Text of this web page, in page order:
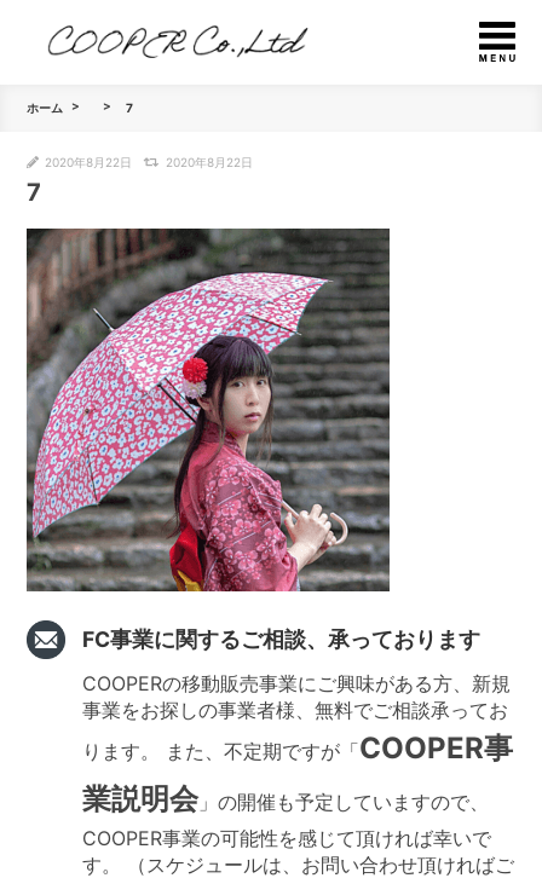
ホーム 7
2020年8月22日 2020年8月22日
7
FC事業に関するご相談、承っております
COOPERの移動販売事業にご興味がある方、新規
事業をお探しの事業者様、無料でご相談承ってお
ります。 また、不定期ですが「COOPER事
業説明会」の開催も予定していますので、
COOPER事業の可能性を感じて頂ければ幸いで
す。 （スケジュールは、お問い合わせ頂ければご